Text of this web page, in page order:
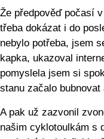
Že předpověď počasí
třeba dokázat i do
nebylo potřeba, jsem
kapka, ukazoval
pomyslela jsem si
stanu začalo
A pak už zazvonil
našim cyklotoulkám s